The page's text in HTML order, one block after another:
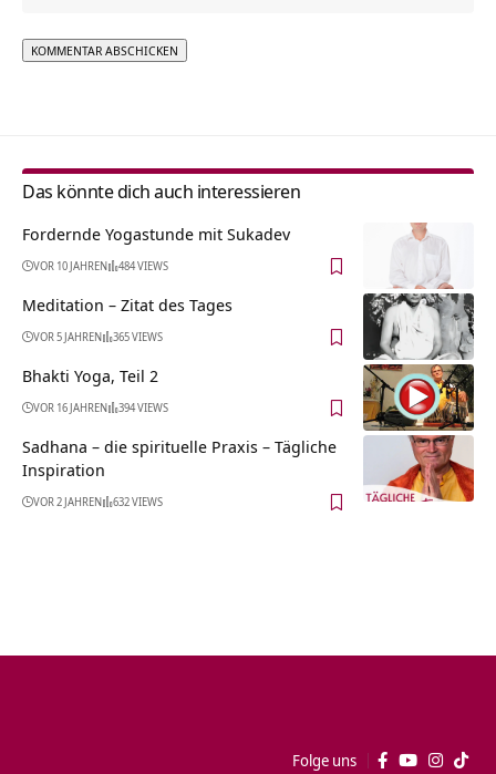
Das könnte dich auch interessieren
Fordernde Yogastunde mit Sukadev
VOR 10 JAHREN 484 VIEWS
Meditation – Zitat des Tages
VOR 5 JAHREN 365 VIEWS
Bhakti Yoga, Teil 2
VOR 16 JAHREN 394 VIEWS
Sadhana – die spirituelle Praxis – Tägliche
Inspiration
VOR 2 JAHREN 632 VIEWS
Folge uns